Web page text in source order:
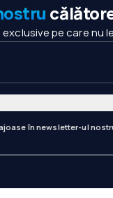
pe care nu
în newsletter-ul